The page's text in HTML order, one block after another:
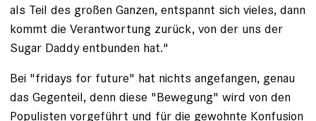
als Teil des großen Ganzen, entspannt sich vieles, dann
kommt die Verantwortung zurück, von der uns der
Sugar Daddy entbunden hat."
Bei "fridays for future" hat nichts angefangen, genau
das Gegenteil, denn diese "Bewegung" wird von den
Populisten vorgeführt und für die gewohnte Konfusion